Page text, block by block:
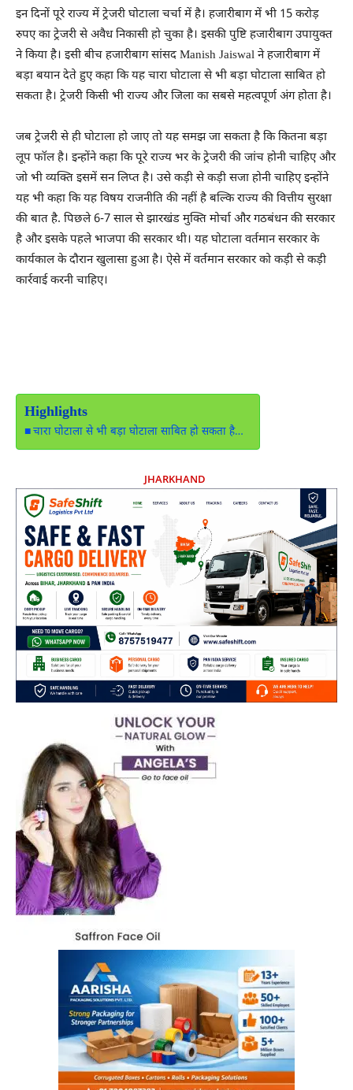
इन दिनों पूरे राज्य में ट्रेजरी घोटाला चर्चा में है। हजारीबाग में भी 15 करोड़
रुपए का ट्रेजरी से अवैध निकासी हो चुका है। इसकी पुष्टि हजारीबाग उपायुक्त
ने किया है। इसी बीच हजारीबाग सांसद Manish Jaiswal ने हजारीबाग में
बड़ा बयान देते हुए कहा कि यह चारा घोटाला से भी बड़ा घोटाला साबित हो
सकता है। ट्रेजरी किसी भी राज्य और जिला का सबसे महत्वपूर्ण अंग होता है।
जब ट्रेजरी से ही घोटाला हो जाए तो यह समझ जा सकता है कि कितना बड़ा
लूप फॉल है। इन्होंने कहा कि पूरे राज्य भर के ट्रेजरी की जांच होनी चाहिए और
जो भी व्यक्ति इसमें सन लिप्त है। उसे कड़ी से कड़ी सजा होनी चाहिए इन्होंने
यह भी कहा कि यह विषय राजनीति की नहीं है बल्कि राज्य की वित्तीय सुरक्षा
की बात है. पिछले 6-7 साल से झारखंड मुक्ति मोर्चा और गठबंधन की सरकार
है और इसके पहले भाजपा की सरकार थी। यह घोटाला वर्तमान सरकार के
कार्यकाल के दौरान खुलासा हुआ है। ऐसे में वर्तमान सरकार को कड़ी से कड़ी
कार्रवाई करनी चाहिए।
Highlights
चारा घोटाला से भी बड़ा घोटाला साबित हो सकता है…
JHARKHAND